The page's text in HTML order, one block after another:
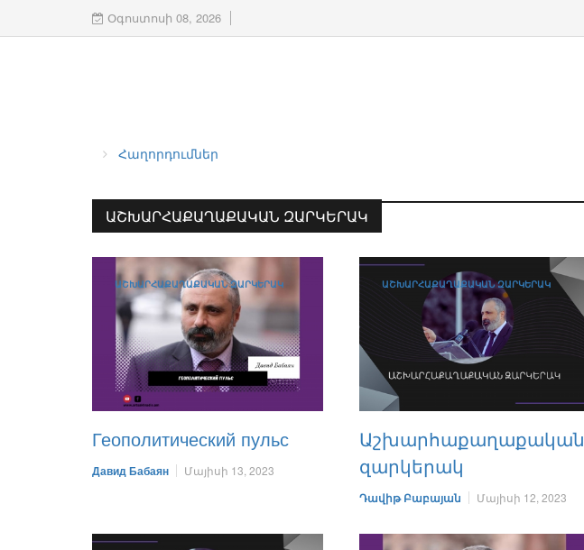
Օգոստոսի 08, 2026
Հաղորդումներ
ԱՇԽԱՐՀԱՔԱՂԱՔԱԿԱՆ ԶԱՐԿԵՐԱԿ
ԱՇԽԱՐՀԱՔԱՂԱՔԱԿԱՆ ԶԱՐԿԵՐԱԿ
Геополитический пульс
Давид Бабаян Մայիսի 13, 2023
ԱՇԽԱՐՀԱՔԱՂԱՔԱԿԱՆ ԶԱՐԿԵՐԱԿ
Աշխարհաքաղաքական
զարկերակ
Դավիթ Բաբայան Մայիսի 12, 2023